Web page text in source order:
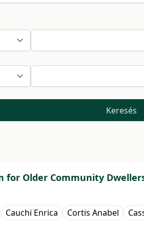
Keresés
for Older Community
Cauchi Enrica Cortis Anabel